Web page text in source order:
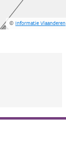
©Informatie Vlaanderen